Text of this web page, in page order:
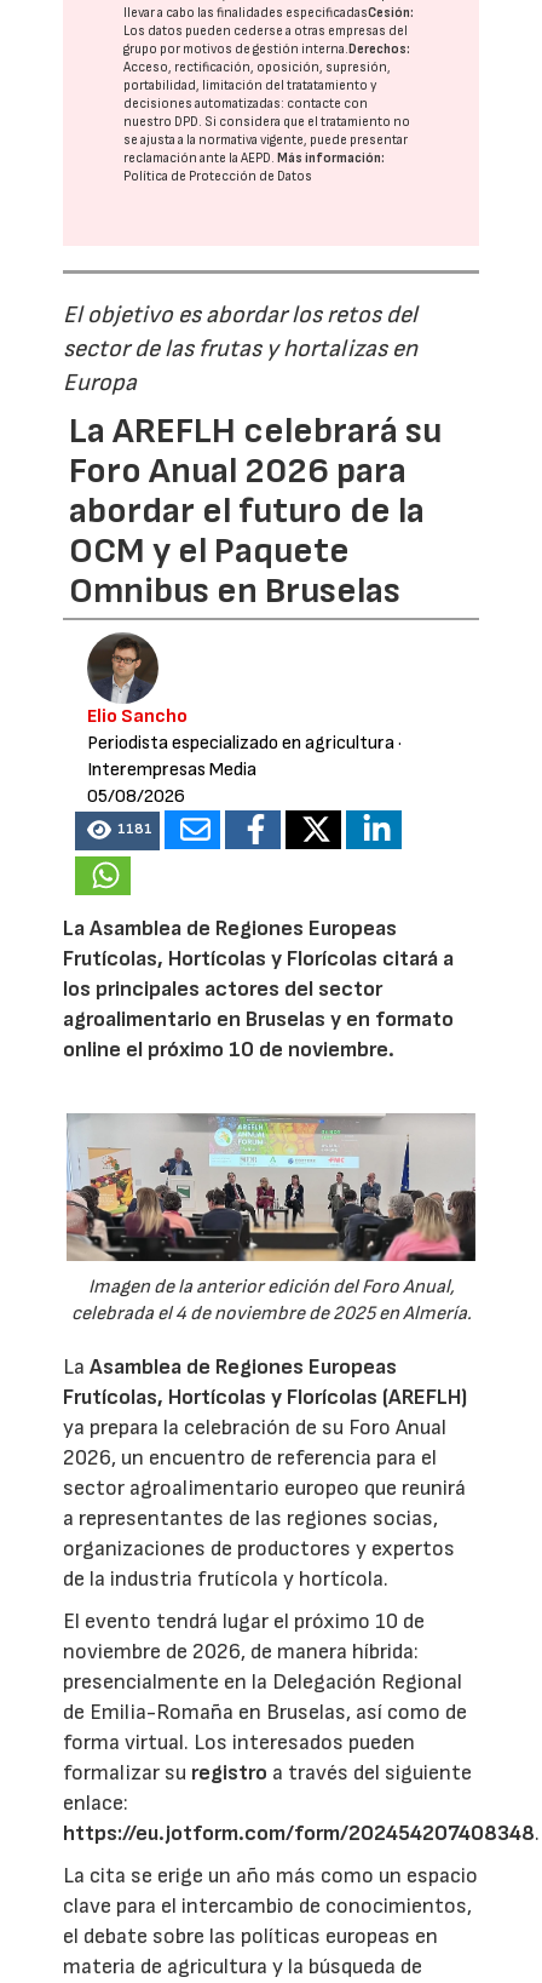
llevar a cabo las finalidades especificadasCesión:
Los datos pueden cederse a otras empresas del
grupo por motivos de gestión interna. Derechos:
Acceso, rectificación, oposición, supresión,
portabilidad, limitación del tratatamiento y
decisiones automatizadas: contacte con
nuestro DPD. Si considera que el tratamiento no
se ajusta a la normativa vigente, puede presentar
reclamación ante laAEPD. Más información:
Política de Protección de Datos
El objetivo es abordar los retos del
sector de las frutas y hortalizas en
Europa
La AREFLH celebrará su
Foro Anual 2026 para
abordar el futuro de la
OCM y el Paquete
Omnibus en Bruselas
Elio Sancho
Periodista especializado en agricultura·
Interempresas Media
05/08/2026
1181
La Asamblea de Regiones Europeas
Frutícolas, Hortícolas y Florícolas citará a
los principales actores del sector
agroalimentario en Bruselas y en formato
online el próximo 10 de noviembre.
Imagen de la anterior edición del Foro Anual,
celebrada el 4 de noviembre de 2025 en Almería.
LaAsamblea de Regiones Europeas
Frutícolas, Hortícolas y Florícolas (AREFLH)
ya prepara la celebración de su Foro Anual
2026, un encuentro de referencia para el
sector agroalimentario europeo que reunirá
a representantes de las regiones socias,
organizaciones de productores y expertos
de la industria frutícola y hortícola.
El evento tendrá lugar el próximo 10 de
noviembre de 2026, de manera híbrida:
presencialmente en la Delegación Regional
de Emilia-Romaña en Bruselas, así como de
forma virtual. Los interesados pueden
formalizar su registro a través del siguiente
enlace:
https://eu.jotform.com/form/202454207408348.
La cita se erige un año más como un espacio
clave para el intercambio de conocimientos,
el debate sobre las políticas europeas en
materia de agricultura y la búsqueda de